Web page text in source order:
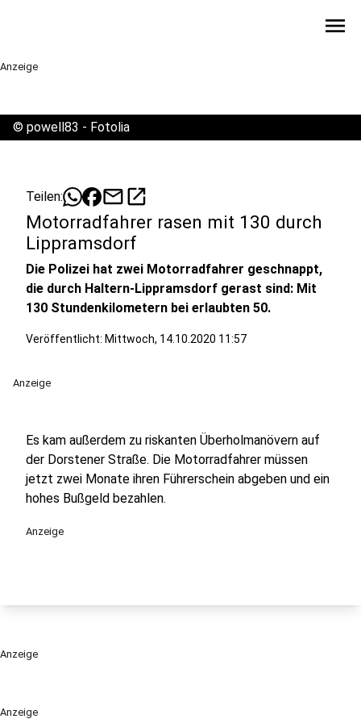
menu
Anzeige
Anzeige
© powell83 - Fotolia
Teilen: mailopen_in_new
Motorradfahrer rasen mit 130 durch
Lippramsdorf
Die Polizei hat zwei Motorradfahrer geschnappt,
die durch Haltern-Lippramsdorf gerast sind: Mit
130 Stundenkilometern bei erlaubten 50.
Veröffentlicht: Mittwoch, 14.10.2020 11:57
Anzeige
Es kam außerdem zu riskanten Überholmanövern auf
der Dorstener Straße. Die Motorradfahrer müssen
jetzt zwei Monate ihren Führerschein abgeben und ein
hohes Bußgeld bezahlen.
Anzeige
Anzeige